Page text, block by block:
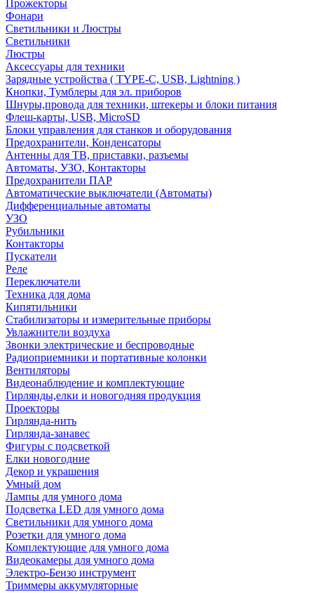
Прожекторы
Фонари
Светильники и Люстры
Светильники
Люстры
Аксессуары для техники
Зарядные устройства ( TYPE-C, USB, Lightning )
Кнопки, Тумблеры для эл. приборов
Шнуры,провода для техники, штекеры и блоки питания
Флеш-карты, USB, MicroSD
Блоки управления для станков и оборудования
Предохранители, Конденсаторы
Антенны для ТВ, приставки, разъемы
Автоматы, УЗО, Контакторы
Предохранители ПАР
Автоматические выключатели (Автоматы)
Дифференциальные автоматы
УЗО
Рубильники
Контакторы
Пускатели
Реле
Переключатели
Техника для дома
Кипятильники
Стабилизаторы и измерительные приборы
Увлажнители воздуха
Звонки электрические и беспроводные
Радиоприемники и портативные колонки
Вентиляторы
Видеонаблюдение и комплектующие
Гирлянды,елки и новогодняя продукция
Проекторы
Гирлянда-нить
Гирлянда-занавес
Фигуры с подсветкой
Елки новогодние
Декор и украшения
Умный дом
Лампы для умного дома
Подсветка LED для умного дома
Светильники для умного дома
Розетки для умного дома
Комплектующие для умного дома
Видеокамеры для умного дома
Электро-Бензо инструмент
Триммеры аккумуляторные